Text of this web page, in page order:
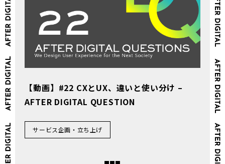
【動画】#22 CXとUX、違いと使い分け –
AFTER DIGITAL QUESTION
サービス企画・立ち上げ